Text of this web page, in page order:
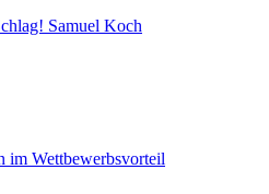
Samuel Koch
Wettbewerbsvorteil